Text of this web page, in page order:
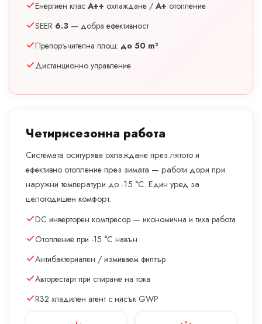
Енергиен клас A++ охлаждане / A+ отопление
SEER 6.3 — добра ефективност
Препоръчителна площ: до 50 m²
Дистанционно управление
Четирисезонна работа
Системата осигурява охлаждане през лятото и
ефективно отопление през зимата — работи дори при
наружни температури до -15 °C. Един уред за
целогодишен комфорт.
DC инверторен компресор — икономична и тиха работа
Отопление при -15 °C навън
Антибактериален / измиваем филтър
Авторестарт при спиране на тока
R32 хладилен агент с нисък GWP